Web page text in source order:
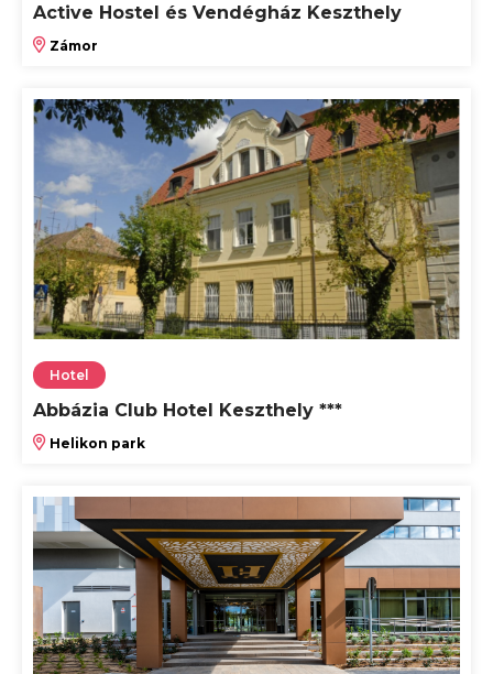
Active Hostel és Vendégház Keszthely
Zámor
Hotel
Abbázia Club Hotel Keszthely ***
Helikon park